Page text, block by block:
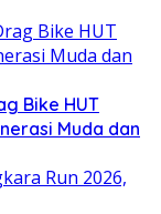
Bike HUT
Muda dan